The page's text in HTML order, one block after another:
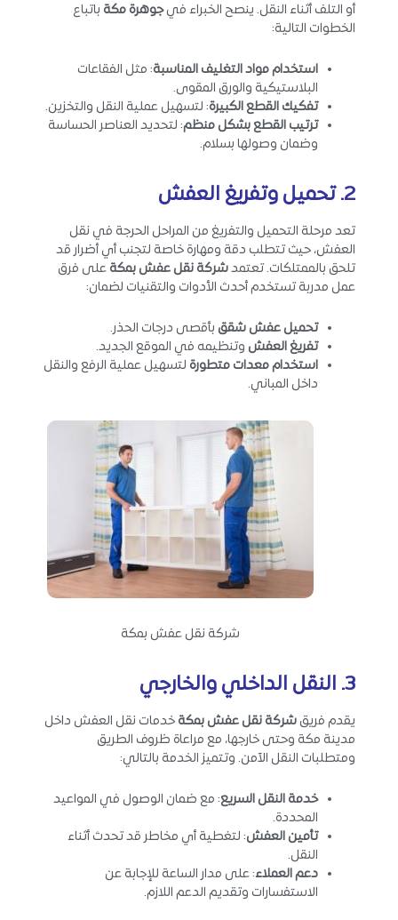
أو التلف أثناء النقل. ينصح الخبراء فيجوهرة مكة باتباع
الخطوات التالية:
استخدام مواد التغليف المناسبة: مثل الفقاعات
البلاستيكية والورق المقوى.
تفكيك القطع الكبيرة: لتسهيل عملية النقل والتخزين.
ترتيب القطع بشكل منظم: لتحديد العناصر الحساسة
وضمان وصولها بسلام.
2. تحميل وتفريغ العفش
تعد مرحلة التحميل والتفريغ من المراحل الحرجة في نقل
العفش، حيث تتطلب دقة ومهارة خاصة لتجنب أي أضرار قد
تلحق بالممتلكات. تعتمدشركة نقل عفش بمكة على فرق
عمل مدربة تستخدم أحدث الأدوات والتقنيات لضمان:
تحميل عفش شقق بأقصى درجات الحذر.
تفريغ العفش وتنظيمه في الموقع الجديد.
استخدام معدات متطورة لتسهيل عملية الرفع والنقل
داخل المباني.
شركة نقل عفش بمكة
3. النقل الداخلي والخارجي
يقدم فريق شركة نقل عفش بمكة خدمات نقل العفش داخل
مدينة مكة وحتى خارجها، مع مراعاة ظروف الطريق
ومتطلبات النقل الآمن. وتتميز الخدمة بالتالي:
خدمة النقل السريع: مع ضمان الوصول في المواعيد
المحددة.
تأمين العفش: لتغطية أي مخاطر قد تحدث أثناء
النقل.
دعم العملاء: على مدار الساعة للإجابة عن
الاستفسارات وتقديم الدعم اللازم.